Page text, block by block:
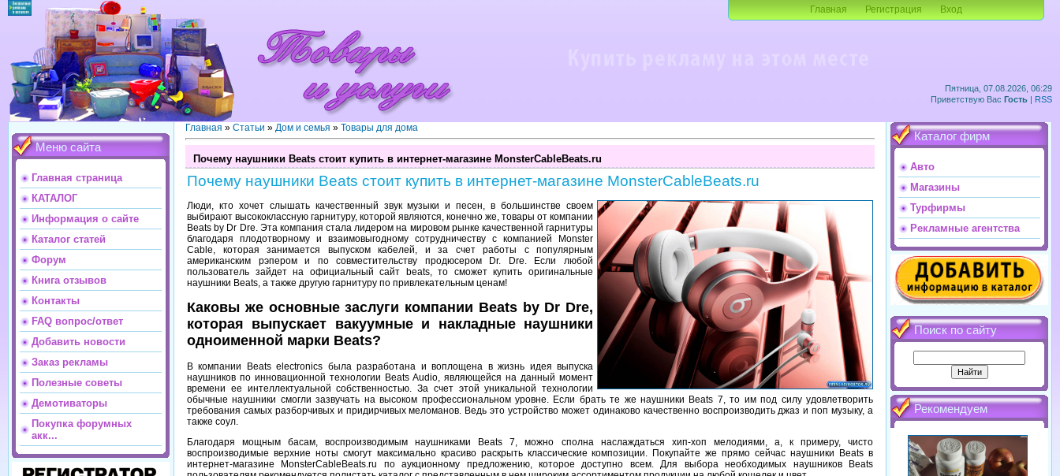
Пятница, 07.08.2026, 06:29
Приветствую Вас Гость | RSS
Главная Регистрация Вход
Меню сайта
Главная страница
КАТАЛОГ
Информация о сайте
Каталог статей
Форум
Книга отзывов
Контакты
FAQ вопрос/ответ
Добавить новости
Заказ рекламы
Полезные советы
Демотиваторы
Покупка форумных
акк...
Главная » Статьи » Дом и семья » Товары для дома
Почему наушники Beats стоит купить в интернет-магазине MonsterCableBeats.ru
Почему наушники Beats стоит купить в интернет-магазине MonsterCableBeats.ru
Люди, кто хочет слышать качественный звук музыки и песен, в большинстве своем
выбирают высококлассную гарнитуру, которой являются, конечно же, товары от компании
Beats by Dr Dre. Эта компания стала лидером на мировом рынке качественной гарнитуры
благодаря плодотворному и взаимовыгодному сотрудничеству с компанией Monster
Cable, которая занимается выпуском кабелей, и за счет работы с популярным
американским рэпером и по совместительству продюсером Dr. Dre. Если любой
пользователь зайдет на официальный сайт beats, то сможет купить оригинальные
наушники Beats, а также другую гарнитуру по привлекательным ценам!
Каковы же основные заслуги компании Beats by Dr Dre,
которая выпускает вакуумные и накладные наушники
одноименной марки Beats?
В компании Beats electronics была разработана и воплощена в жизнь идея выпуска
наушников по инновационной технологии Beats Audio, являющейся на данный момент
времени ее интеллектуальной собственностью. За счет этой уникальной технологии
обычные наушники смогли зазвучать на высоком профессиональном уровне. Если брать те же наушники Beats 7, то им под силу удовлетворить
требования самых разборчивых и придирчивых меломанов. Ведь это устройство может одинаково качественно воспроизводить джаз и поп музыку, а
также соул.
Благодаря мощным басам, воспроизводимым наушниками Beats 7, можно сполна наслаждаться хип-хоп мелодиями, а, к примеру, чисто
воспроизводимые верхние ноты смогут максимально красиво раскрыть классические композиции. Покупайте же прямо сейчас наушники Beats в
интернет-магазине MonsterCableBeats.ru по аукционному предложению, которое доступно всем. Для выбора необходимых наушников Beats
Каталог фирм
Авто
Магазины
Турфирмы
Рекламные агентства
Поиск по сайту
Рекомендуем